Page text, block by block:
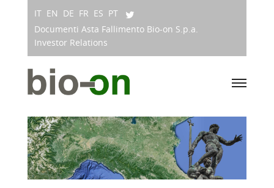
IT EN DE FR ES PT
Documenti Asta Fallimento Bio-on S.p.a.
Investor Relations